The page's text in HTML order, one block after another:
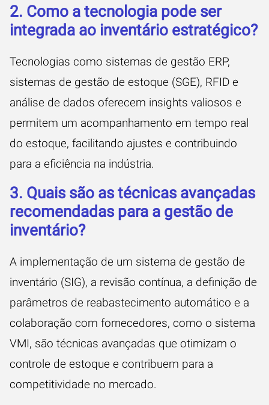
2. Como a tecnologia pode ser
integrada ao inventário estratégico?
Tecnologias como sistemas de gestão ERP,
sistemas de gestão de estoque (SGE), RFID e
análise de dados oferecem insights valiosos e
permitem um acompanhamento em tempo real
do estoque, facilitando ajustes e contribuindo
para a eficiência na indústria.
3. Quais são as técnicas avançadas
recomendadas para a gestão de
inventário?
A implementação de um sistema de gestão de
inventário (SIG), a revisão contínua, a definição de
parâmetros de reabastecimento automático e a
colaboração com fornecedores, como o sistema
VMI, são técnicas avançadas que otimizam o
controle de estoque e contribuem para a
competitividade no mercado.